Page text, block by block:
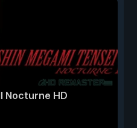
Nocturne HD